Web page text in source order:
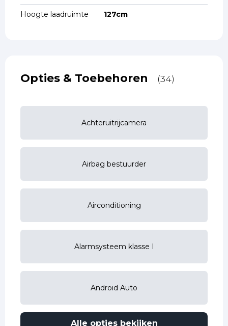
Hoogte laadruimte 127cm
Opties & Toebehoren (34)
Achteruitrijcamera
Airbag bestuurder
Airconditioning
Alarmsysteem klasse I
Android Auto
Alle opties bekijken